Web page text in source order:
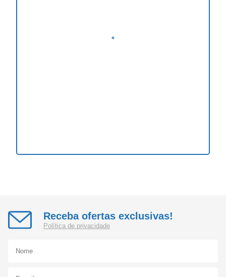
Receba ofertas exclusivas!
Política de privacidade